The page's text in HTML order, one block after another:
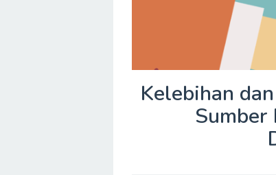
Kelebihan
Sumber